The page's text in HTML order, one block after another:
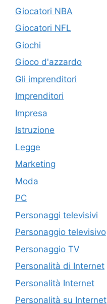
Giocatori NBA
Giocatori NFL
Giochi
Gioco d'azzardo
Gli imprenditori
Imprenditori
Impresa
Istruzione
Legge
Marketing
Moda
PC
Personaggi televisivi
Personaggio televisivo
Personaggio TV
Personalità di Internet
Personalità Internet
Personalità su Internet